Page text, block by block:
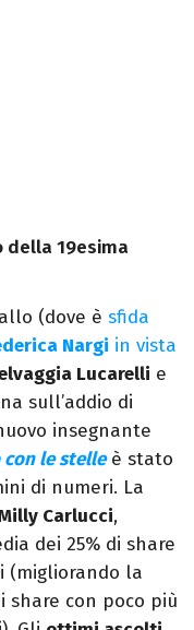
della 19esima
(dove è sfida
Nargi in vista
Lucarelli e
sull’addio di
insegnante
con le stelleè stato
di numeri. La
Carlucci,
dei 25% di share
(migliorando la
share con poco più